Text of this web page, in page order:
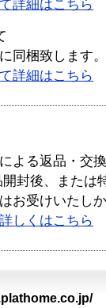
詳細はこちら
同梱致します。
詳細はこちら
よる返品・交
開封後、または
お受けいたし
しくはこちら